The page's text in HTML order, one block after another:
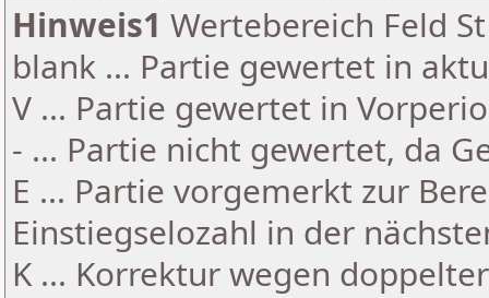
Hinweis1 Wertebereich Feld
blank ... Partie gewertet in
V ... Partie gewertet in
- ... Partie nicht gewertet, da
E ... Partie vorgemerkt zur
Einstiegselozahl in der
K ... Korrektur wegen